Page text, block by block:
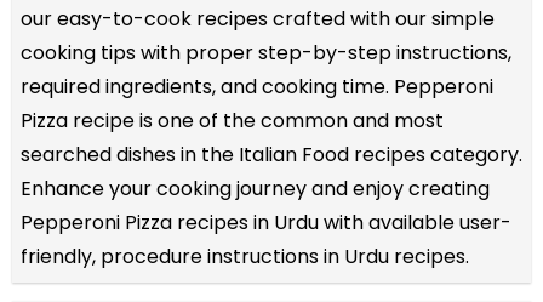
our easy-to-cook recipes crafted with our simple
cooking tips with proper step-by-step instructions,
required ingredients, and cooking time. Pepperoni
Pizza recipe is one of the common and most
searched dishes in the Italian Food recipes category.
Enhance your cooking journey and enjoy creating
Pepperoni Pizza recipes in Urdu with available user-
friendly, procedure instructions in Urdu recipes.